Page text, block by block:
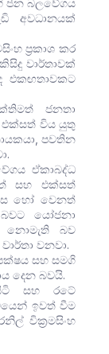
ජන බලවේගය
අවධානයක්
ප්‍රකාශ කර
වාර්තාවක්
එකඟතාවකට
ජනතා
එක්සත් විය යුතු
පවතින
ඒකාබද්ධ
සහ එක්සත්
හෝ වෙනත්
යෝජනා
නොමැති බව
වනවා.
සහ සමගි
දෙන බවයි.
සහ රටේ
ඉවත් වීම
වික්‍රමසිංහ